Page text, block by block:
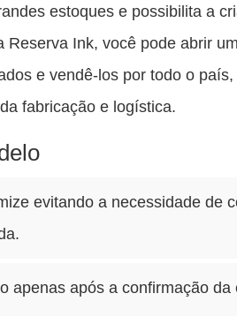
estoques e possibilita a
Reserva Ink, você pode abrir
e vendê-los por todo o
fabricação e logística.
evitando a necessidade de
apenas após a confirmação da